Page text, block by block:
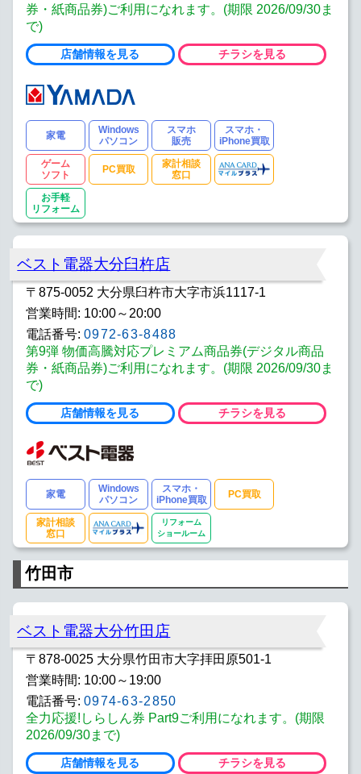
券・紙商品券)ご利用になれます。(期限 2026/09/30ま
で)
店舗情報を見る チラシを見る
家電
Windows
パソコン
スマホ
販売
スマホ・
iPhone買取
ゲーム
ソフト
PC買取
家計相談
窓口
お手軽
リフォーム
ベスト電器大分臼杵店
〒875-0052 大分県臼杵市大字市浜1117-1
営業時間: 10:00～20:00
電話番号: 0972-63-8488
第9弾 物価高騰対応プレミアム商品券(デジタル商品
券・紙商品券)ご利用になれます。(期限 2026/09/30ま
で)
店舗情報を見る チラシを見る
家電
Windows
パソコン
スマホ・
iPhone買取
PC買取
家計相談
窓口
リフォーム
ショールーム
竹田市
ベスト電器大分竹田店
〒878-0025 大分県竹田市大字拝田原501-1
営業時間: 10:00～19:00
電話番号: 0974-63-2850
全力応援!しらしん券 Part9ご利用になれます。(期限
2026/09/30まで)
店舗情報を見る チラシを見る